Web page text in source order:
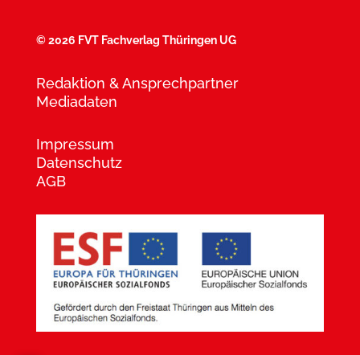
©2026 FVT Fachverlag Thüringen UG
Redaktion & Ansprechpartner
Mediadaten
Impressum
Datenschutz
AGB